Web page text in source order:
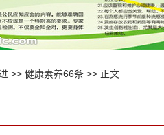
>> 健康素养66条 >> 正文